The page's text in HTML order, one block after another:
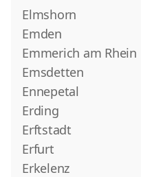
Elmshorn
Emden
Emmerich am Rhein
Emsdetten
Ennepetal
Erding
Erftstadt
Erfurt
Erkelenz